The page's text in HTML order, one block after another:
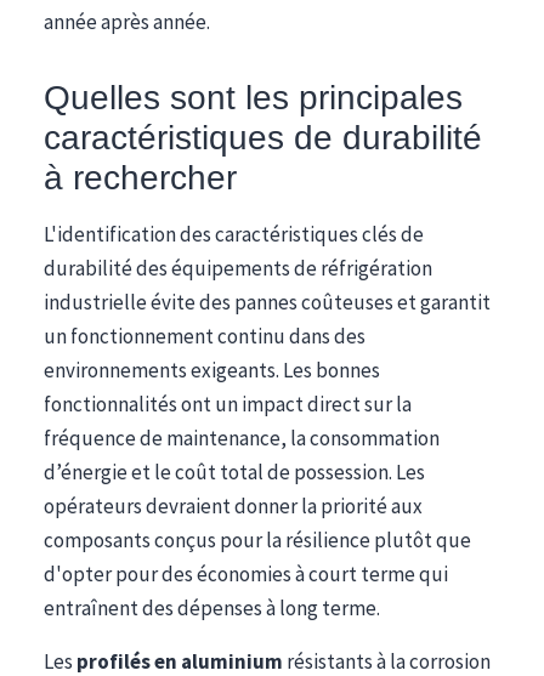
année après année.
Quelles sont les principales
caractéristiques de durabilité
à rechercher
L'identification des caractéristiques clés de
durabilité des équipements de réfrigération
industrielle évite des pannes coûteuses et garantit
un fonctionnement continu dans des
environnements exigeants. Les bonnes
fonctionnalités ont un impact direct sur la
fréquence de maintenance, la consommation
d’énergie et le coût total de possession. Les
opérateurs devraient donner la priorité aux
composants conçus pour la résilience plutôt que
d'opter pour des économies à court terme qui
entraînent des dépenses à long terme.
Les profilés en aluminium résistants à la corrosion